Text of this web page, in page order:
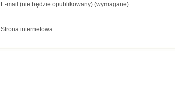
E-mail (nie będzie opublikowany) (wymagane)
Strona internetowa